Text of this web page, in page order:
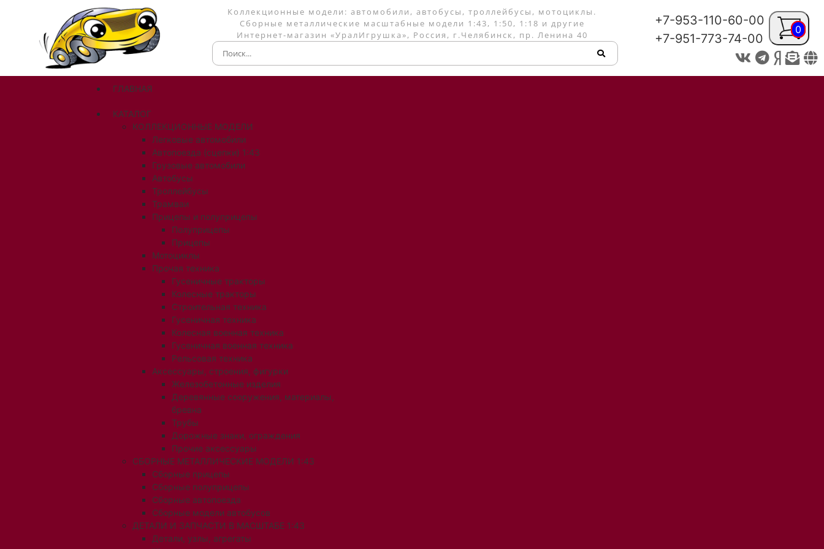
Коллекционные модели: автомобили, автобусы, троллейбусы, мотоциклы.
Сборные металлические масштабные модели 1:43, 1:50, 1:18 и другие
Интернет-магазин «УралИгрушка», Россия, г.Челябинск, пр. Ленина 40
+7-953-110-60-00
+7-951-773-74-00
ГЛАВНАЯ
КАТАЛОГ
КОЛЛЕКЦИОННЫЕ МОДЕЛИ
Легковые автомобили
Автопоезда (сцепки) 1:43
Грузовые автомобили
Автобусы
Троллейбусы
Трамваи
Прицепы и полуприцепы
Полуприцепы
Прицепы
Мотоциклы
Прочая техника
Гусеничные тракторы
Колесные тракторы
Строительная техника
Гусеничная техника
Колесная военная техника
Гусеничная военная техника
Рельсовая техника
Аксессуары, строения, фигурки
Железобетонные изделия
Деревянные сооружения, материалы,
бревна
Трубы
Дорожные знаки, ограждения
Прочие аксессуары
СБОРНЫЕ МЕТАЛЛИЧЕСКИЕ МОДЕЛИ 1:43
Сборные прицепы
Сборные полуприцепы
Сборные автопоезда
Сборные модели автобусов
ДЕТАЛИ И ЗАПЧАСТИ В МАСШТАБЕ 1:43
Детали, узлы, агрегаты
0